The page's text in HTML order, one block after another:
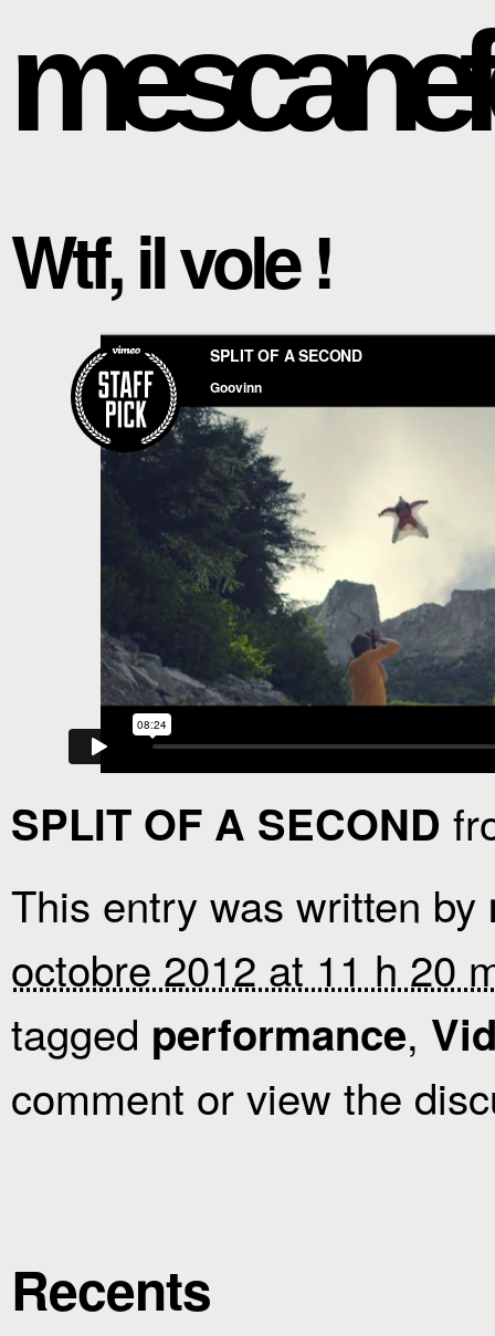
Wtf, il vole !
SPLIT OF A SECOND
This entry was written by
octobre 2012 at 11 h 20
tagged performance,
comment or view the
Recents